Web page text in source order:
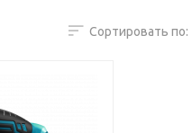
Сортировать по: